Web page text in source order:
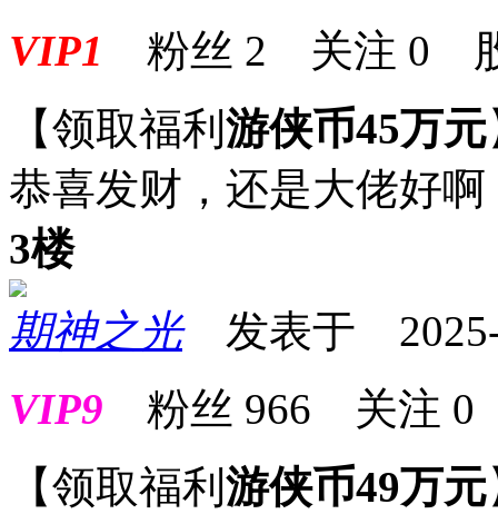
VIP1 粉丝 2 关注 0
【领取福利 游侠币45万元
恭喜发财，还是大佬好啊
3楼
期神之光发表于 2025-
VIP9 粉丝 966 关注 0
【领取福利 游侠币49万元